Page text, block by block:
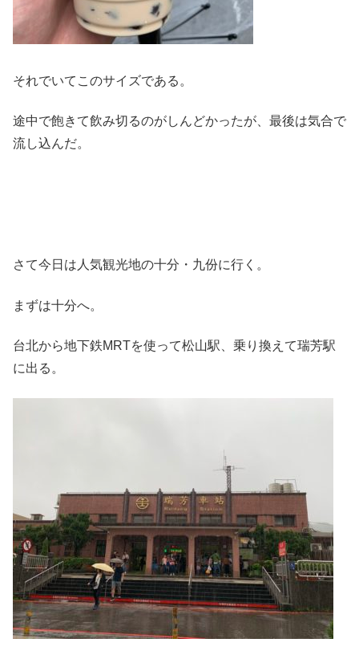
それでいてこのサイズである。
途中で飽きて飲み切るのがしんどかったが、最後は気合で
流し込んだ。
さて今日は人気観光地の十分・九份に行く。
まずは十分へ。
台北から地下鉄MRTを使って松山駅、乗り換えて瑞芳駅
に出る。